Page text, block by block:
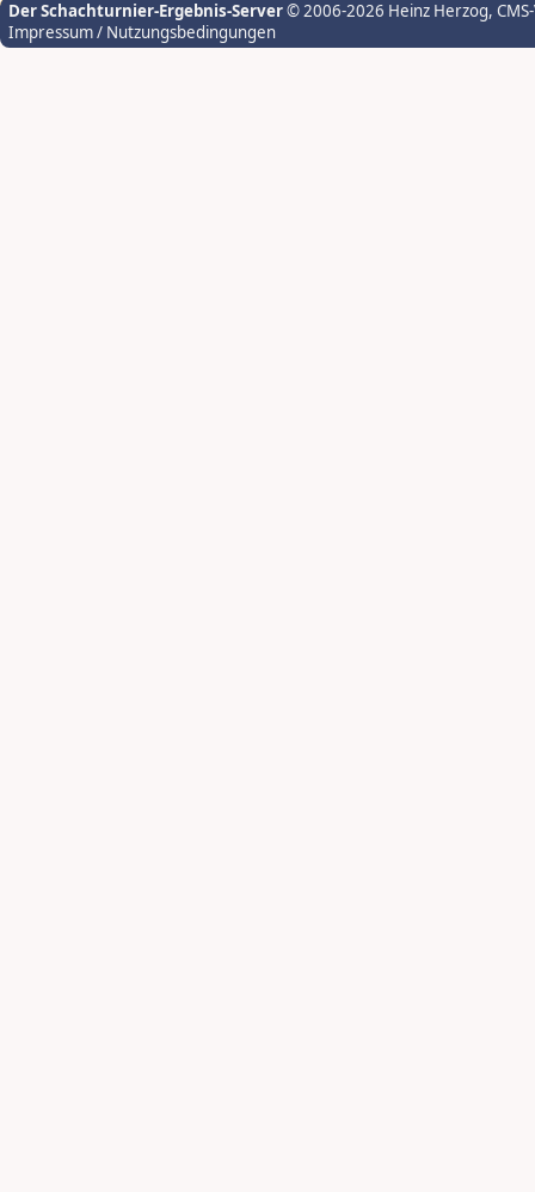
Der Schachturnier-Ergebnis-Server© 2006-2026 Heinz Herzog,
Impressum / Nutzungsbedingungen